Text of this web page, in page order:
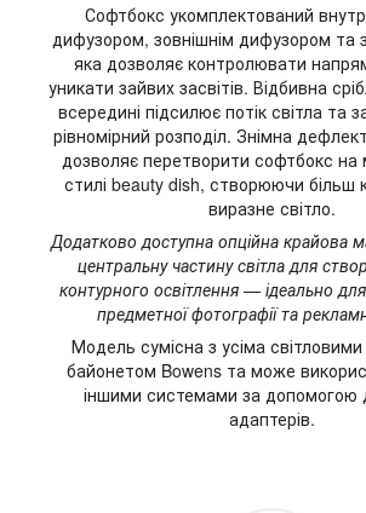
Софтбокс укомплектований
дифузором, зовнішнім дифузором та
яка дозволяє контролювати
уникати зайвих засвітів. Відбивна
всередині підсилює потік світла та
рівномірний розподіл. Знімна
дозволяє перетворити софтбокс на
стилі beauty dish, створюючи більш
виразне світло.
Додатково доступна опційна крайова
центральну частину світла для
контурного освітлення — ідеально
предметної фотографії та
Модель сумісна з усіма
байонетом Bowens та може
іншими системами за допомогою
адаптерів.